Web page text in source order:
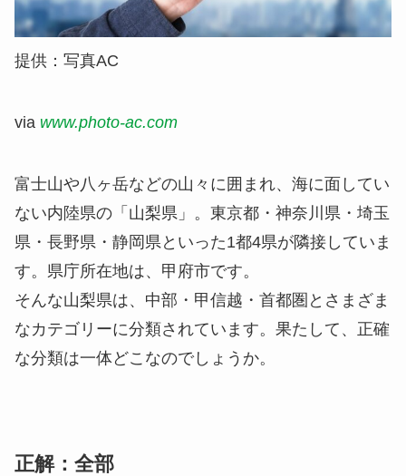
提供：写真AC
via www.photo-ac.com
富士山や八ヶ岳などの山々に囲まれ、海に面してい
ない内陸県の「山梨県」。東京都・神奈川県・埼玉
県・長野県・静岡県といった1都4県が隣接していま
す。県庁所在地は、甲府市です。
そんな山梨県は、中部・甲信越・首都圏とさまざま
なカテゴリーに分類されています。果たして、正確
な分類は一体どこなのでしょうか。
正解：全部